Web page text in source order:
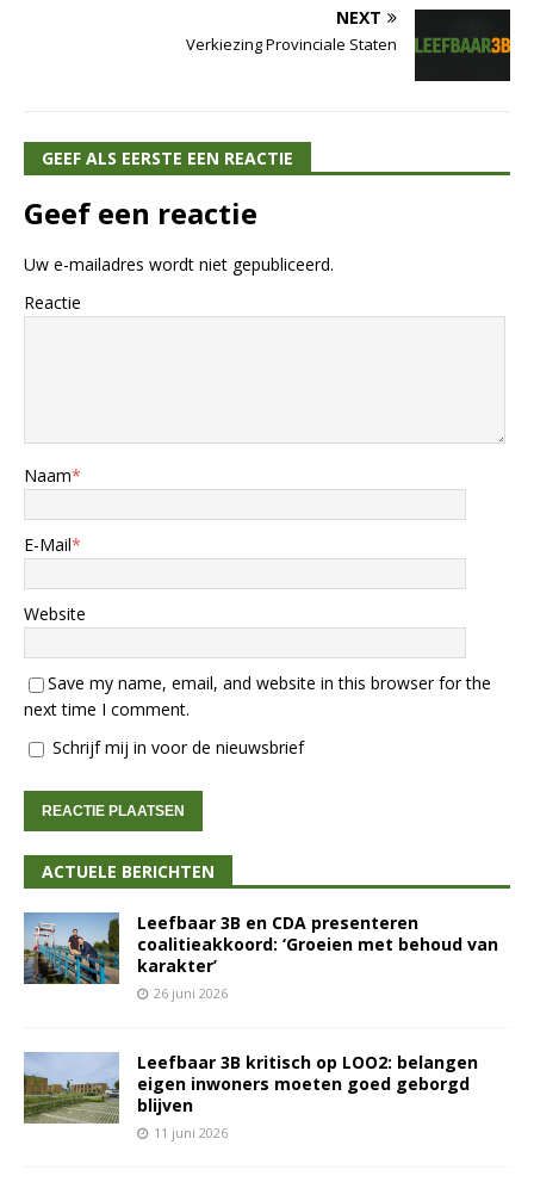
NEXT
Verkiezing Provinciale Staten
GEEF ALS EERSTE EEN REACTIE
Geef een reactie
Uw e-mailadres wordt niet gepubliceerd.
Reactie
Naam*
E-Mail*
Website
Save my name, email, and website in this browser for the
next time I comment.
Schrijf mij in voor de nieuwsbrief
ACTUELE BERICHTEN
Leefbaar 3B en CDA presenteren
coalitieakkoord: ‘Groeien met behoud van
karakter’
26 juni 2026
Leefbaar 3B kritisch op LOO2: belangen
eigen inwoners moeten goed geborgd
blijven
11 juni 2026